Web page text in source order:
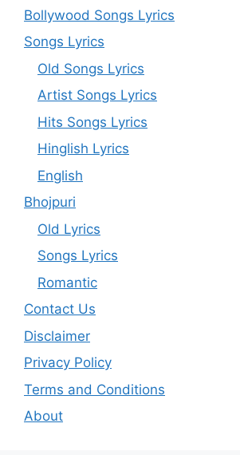
Bollywood Songs Lyrics
Songs Lyrics
Old Songs Lyrics
Artist Songs Lyrics
Hits Songs Lyrics
Hinglish Lyrics
English
Bhojpuri
Old Lyrics
Songs Lyrics
Romantic
Contact Us
Disclaimer
Privacy Policy
Terms and Conditions
About